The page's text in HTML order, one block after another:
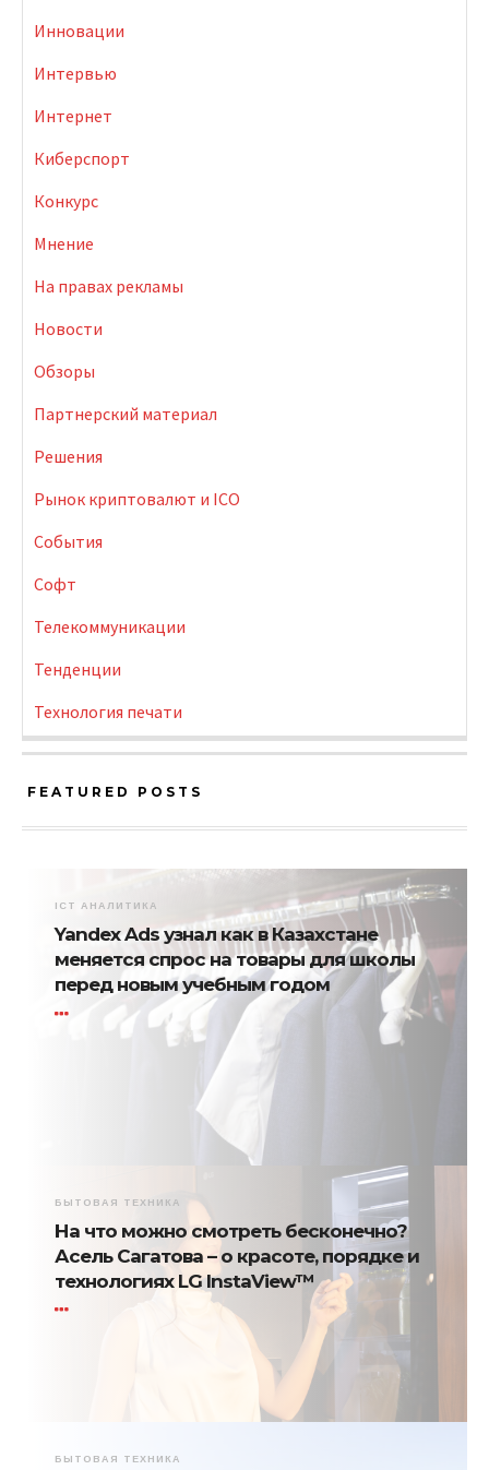
Инновации
Интервью
Интернет
Киберспорт
Конкурс
Мнение
На правах рекламы
Новости
Обзоры
Партнерский материал
Решения
Рынок криптовалют и ICO
События
Софт
Телекоммуникации
Тенденции
Технология печати
FEATURED POSTS
ICT АНАЛИТИКА
Yandex Ads узнал как в Казахстане
меняется спрос на товары для школы
перед новым учебным годом
БЫТОВАЯ ТЕХНИКА
На что можно смотреть бесконечно?
Асель Сагатова – о красоте, порядке и
технологиях LG InstaView™
БЫТОВАЯ ТЕХНИКА